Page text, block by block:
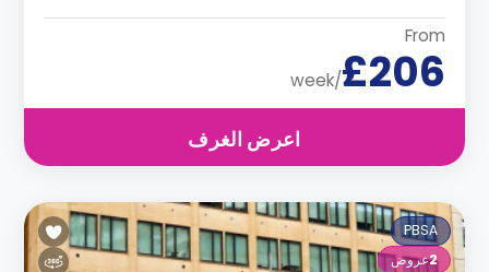
From
£206
/week
اعرض الغرف
PBSA
2عروض